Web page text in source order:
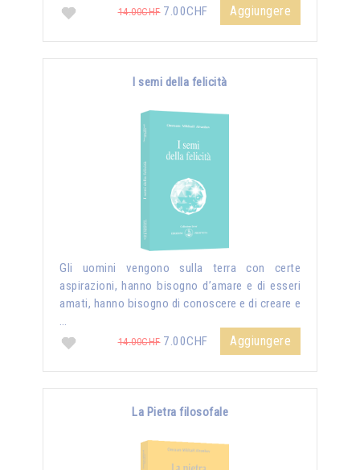
14.00CHF7.00CHF Aggiungere
I semi della felicità
Gli uomini vengono sulla terra con certe
aspirazioni, hanno bisogno d’amare e di esseri
amati, hanno bisogno di conoscere e di creare e
…
14.00CHF7.00CHF Aggiungere
La Pietra filosofale